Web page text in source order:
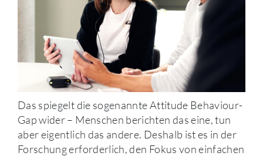
Das spiegelt die sogenannte Attitude Behaviour-
Gap wider – Menschen berichten das eine, tun
aber eigentlich das andere. Deshalb ist es in der
Forschung erforderlich, den Fokus von einfachen